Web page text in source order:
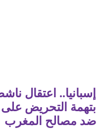
إسبانيا.. اعتقال
بتهمة التحريض على
ضد مصالح المغرب